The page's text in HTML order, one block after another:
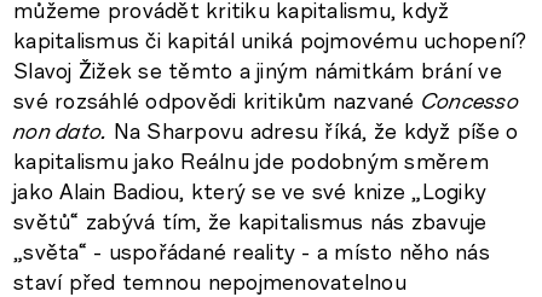
můžeme provádět kritiku kapitalismu, když
kapitalismus či kapitál uniká pojmovému uchopení?
Slavoj Žižek se těmto a jiným námitkám brání ve
své rozsáhlé odpovědi kritikům nazvané Concesso
non dato. Na Sharpovu adresu říká, že když píše o
kapitalismu jako Reálnu jde podobným směrem
jako Alain Badiou, který se ve své knize „Logiky
světů“ zabývá tím, že kapitalismus nás zbavuje
„světa“ - uspořádané reality - a místo něho nás
staví před temnou nepojmenovatelnou